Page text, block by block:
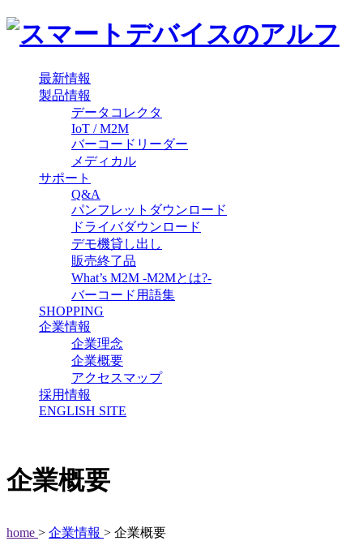
最新情報
製品情報
データコレクタ
IoT / M2M
バーコードリーダー
メディカル
サポート
Q&A
パンフレットダウンロード
ドライバダウンロード
デモ機貸し出し
販売終了品
What’s M2M -M2Mとは?-
バーコード用語集
SHOPPING
企業情報
企業理念
企業概要
アクセスマップ
採用情報
ENGLISH SITE
企業概要
home > 企業情報 > 企業概要